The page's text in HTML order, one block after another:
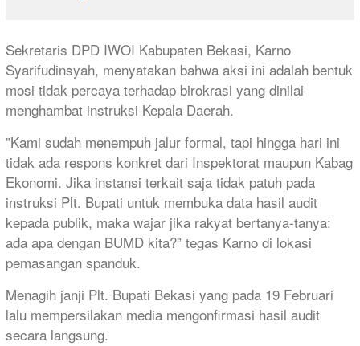
​Sekretaris DPD IWOI Kabupaten Bekasi, Karno
Syarifudinsyah, menyatakan bahwa aksi ini adalah bentuk
mosi tidak percaya terhadap birokrasi yang dinilai
menghambat instruksi Kepala Daerah.
​”Kami sudah menempuh jalur formal, tapi hingga hari ini
tidak ada respons konkret dari Inspektorat maupun Kabag
Ekonomi. Jika instansi terkait saja tidak patuh pada
instruksi Plt. Bupati untuk membuka data hasil audit
kepada publik, maka wajar jika rakyat bertanya-tanya:
ada apa dengan BUMD kita?” tegas Karno di lokasi
pemasangan spanduk.
Menagih janji Plt. Bupati Bekasi yang pada 19 Februari
lalu mempersilakan media mengonfirmasi hasil audit
secara langsung.